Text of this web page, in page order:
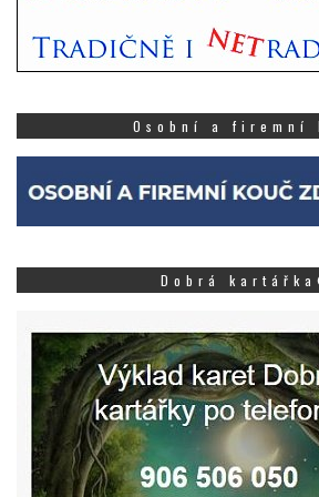
Osobní a firemní
Dobrá